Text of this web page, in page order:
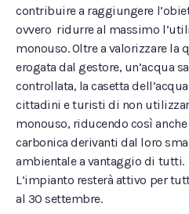
contribuire a raggiungere
ovvero ridurre al massimo
monouso. Oltre a valorizzare la
erogata dal gestore, un’acqua
controllata, la casetta
cittadini e turisti di non
monouso, riducendo così
carbonica derivanti dal loro
ambientale a vantaggio di tutti.
L’impianto resterà attivo per
al 30 settembre.